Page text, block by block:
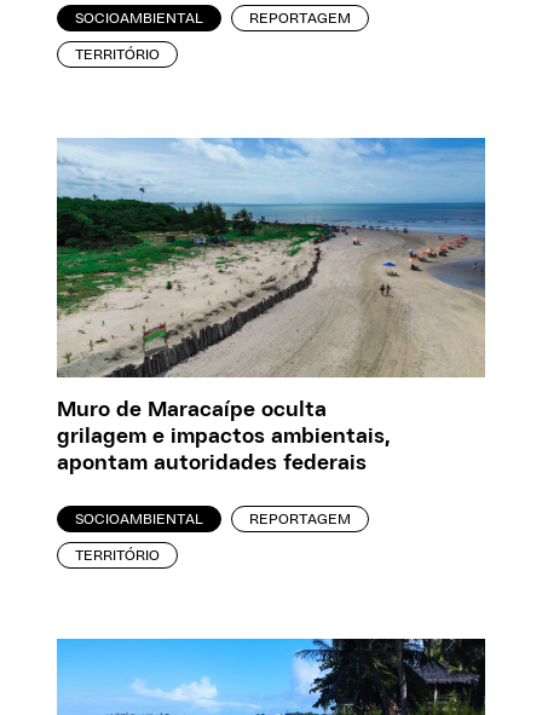
SOCIOAMBIENTAL REPORTAGEM
TERRITÓRIO
Muro de Maracaípe oculta
grilagem e impactos ambientais,
apontam autoridades federais
SOCIOAMBIENTAL REPORTAGEM
TERRITÓRIO